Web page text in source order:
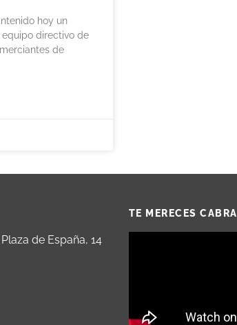
hoy un
directivo de
de
de España, 14
TE MERECES CABRA